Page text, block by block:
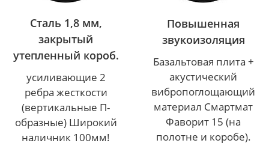
Сталь 1,8 мм,
закрытый
утепленный короб.
усиливающие 2
ребра жесткости
(вертикальные П-
образные) Широкий
наличник 100мм!
Повышенная
звукоизоляция
Базальтовая плита +
акустический
вибропоглощающий
материал Смартмат
Фаворит 15 (на
полотне и коробе).